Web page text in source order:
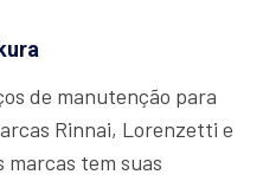
de manutenção para
Rinnai, Lorenzetti e
marcas tem suas